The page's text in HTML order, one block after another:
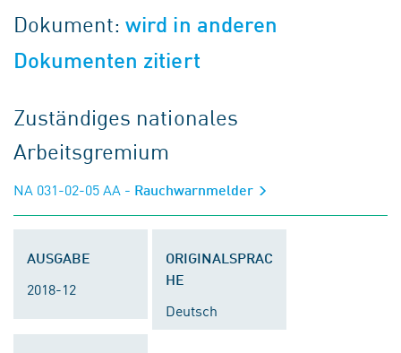
Dokument:wird in anderen
Dokumenten zitiert
Zuständiges nationales
Arbeitsgremium
NA 031-02-05 AA - Rauchwarnmelder
AUSGABE
2018-12
ORIGINALSPRAC
HE
Deutsch